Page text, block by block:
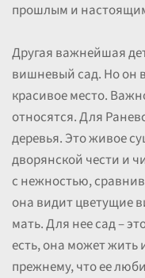
прошлым и
Другая важнейшая
вишневый сад. Но он
красивое место.
относятся. Для
деревья. Это живое
дворянской чести и
с нежностью,
она видит цветущие
мать. Для нее сад –
есть, она может жить
прежнему, что ее